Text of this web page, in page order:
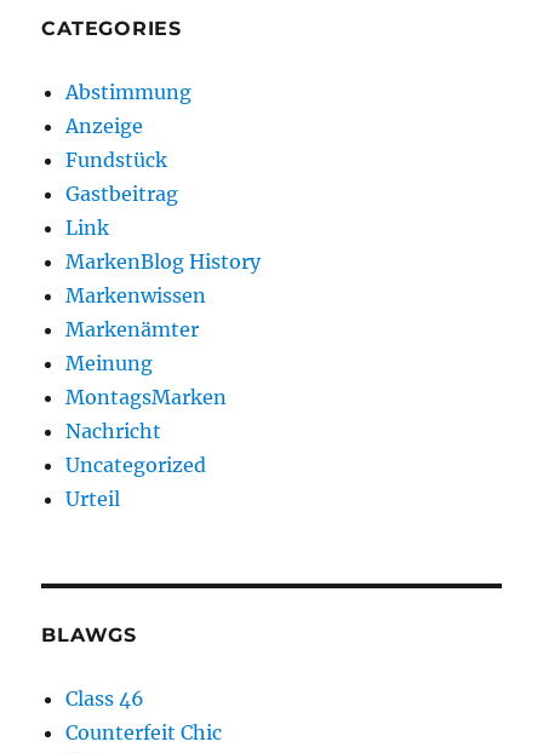
CATEGORIES
Abstimmung
Anzeige
Fundstück
Gastbeitrag
Link
MarkenBlog History
Markenwissen
Markenämter
Meinung
MontagsMarken
Nachricht
Uncategorized
Urteil
BLAWGS
Class 46
Counterfeit Chic